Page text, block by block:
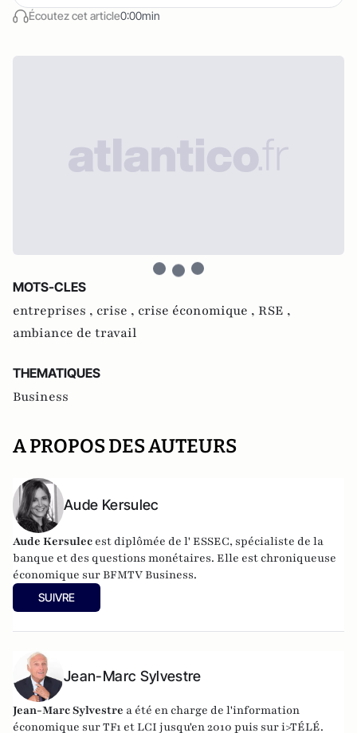
Écoutez cet article0:00min
MOTS-CLES
entreprises , crise , crise économique , RSE ,
ambiance de travail
THEMATIQUES
Business
A PROPOS DES AUTEURS
Aude Kersulec
Aude Kersulec est diplômée de l' ESSEC, spécialiste de la
banque et des questions monétaires. Elle est chroniqueuse
économique sur BFMTV Business.
SUIVRE
Jean-Marc Sylvestre
Jean-Marc Sylvestre a été en charge de l'information
économique sur TF1 et LCI jusqu'en 2010 puis sur i>TÉLÉ.